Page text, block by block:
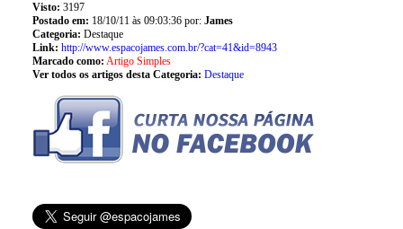
Visto: 3197
Postado em: 18/10/11 às 09:03:36 por: James
Categoria: Destaque
Link: http://www.espacojames.com.br/?cat=41&id=8943
Marcado como: Artigo Simples
Ver todos os artigos desta Categoria: Destaque